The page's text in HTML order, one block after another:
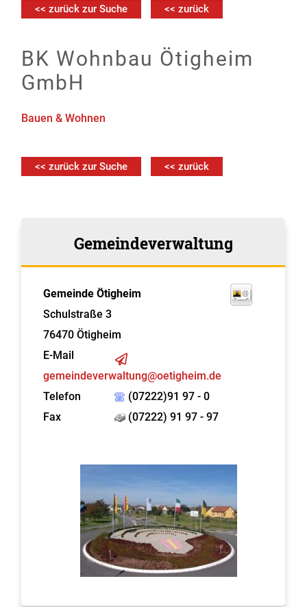
<< zurück zur Suche << zurück
BK Wohnbau Ötigheim
GmbH
Bauen & Wohnen
<< zurück zur Suche << zurück
Gemeindeverwaltung
Gemeinde Ötigheim
Schulstraße 3
76470 Ötigheim
E-Mail
gemeindeverwaltung@oetigheim.de
Telefon
(07222)91 97 - 0
Fax
(07222) 91 97 - 97